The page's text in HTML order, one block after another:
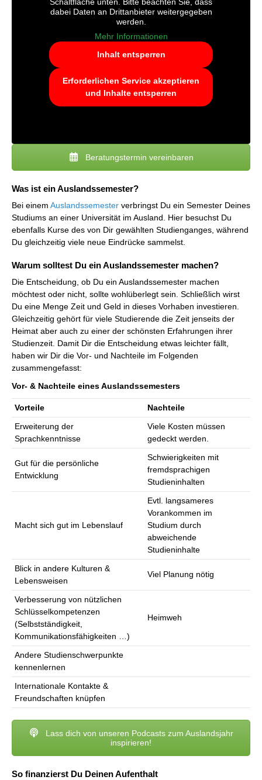
Schaltfläche unten. Bitte beachten Sie, dass
dabei Daten an Drittanbieter weitergegeben
werden.
Mehr Informationen
Inhalt entsperren
Erforderlichen Service akzeptieren
und Inhalte entsperren
Beratungstermin vereinbaren
Was ist ein Auslandssemester?
Bei einem Auslandssemester verbringst Du ein Semester Deines
Studiums an einer Universität im Ausland. Hier besuchst Du
ebenfalls Kurse des von Dir gewählten Studienganges, während
Du gleichzeitig viele neue Eindrücke sammelst.
Warum solltest Du ein Auslandssemester machen?
Die Entscheidung, ob Du ein Auslandssemester machen
möchtest oder nicht, sollte wohlüberlegt sein. Schließlich wirst
Du eine Menge Zeit und Geld in dieses Vorhaben investieren.
Gleichzeitig gehört für viele Studierende die Zeit jenseits der
Heimat aber auch zu einer der schönsten Erfahrungen ihrer
Studienzeit. Damit Dir die Entscheidung etwas leichter fällt,
haben wir Dir die Vor- und Nachteile im Folgenden
zusammengefasst:
Vor- & Nachteile eines Auslandssemesters
Vorteile
Nachteile
Erweiterung der
Sprachkenntnisse
Viele Kosten müssen
gedeckt werden.
Gut für die persönliche
Entwicklung
Schwierigkeiten mit
fremdsprachigen
Studieninhalten
Macht sich gut im Lebenslauf
Evtl. langsameres
Vorankommen im
Studium durch
abweichende
Studieninhalte
Blick in andere Kulturen &
Lebensweisen
Viel Planung nötig
Verbesserung von nützlichen
Schlüsselkompetenzen
(Selbstständigkeit,
Kommunikationsfähigkeiten …)
Heimweh
Andere Studienschwerpunkte
kennenlernen
Internationale Kontakte &
Freundschaften knüpfen
Lass dich von unseren Podcasts zum Auslandsjahr
inspirieren!
So finanzierst Du Deinen Aufenthalt